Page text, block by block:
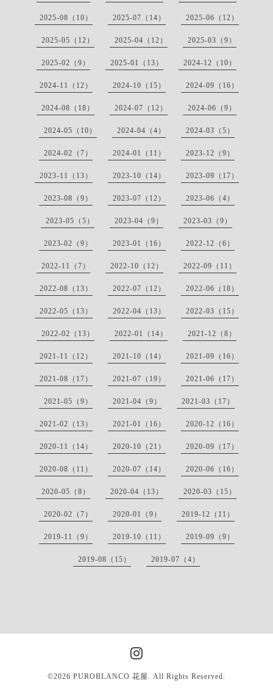
2025-08（10） 2025-07（14） 2025-06（12）
2025-05（12） 2025-04（12） 2025-03（9）
2025-02（9） 2025-01（13） 2024-12（10）
2024-11（12） 2024-10（15） 2024-09（16）
2024-08（18） 2024-07（12） 2024-06（9）
2024-05（10） 2024-04（4） 2024-03（5）
2024-02（7） 2024-01（11） 2023-12（9）
2023-11（13） 2023-10（14） 2023-09（17）
2023-08（9） 2023-07（12） 2023-06（4）
2023-05（5） 2023-04（9） 2023-03（9）
2023-02（9） 2023-01（16） 2022-12（6）
2022-11（7） 2022-10（12） 2022-09（11）
2022-08（13） 2022-07（12） 2022-06（18）
2022-05（13） 2022-04（13） 2022-03（15）
2022-02（13） 2022-01（14） 2021-12（8）
2021-11（12） 2021-10（14） 2021-09（16）
2021-08（17） 2021-07（19） 2021-06（17）
2021-05（9） 2021-04（9） 2021-03（17）
2021-02（13） 2021-01（16） 2020-12（16）
2020-11（14） 2020-10（21） 2020-09（17）
2020-08（11） 2020-07（14） 2020-06（16）
2020-05（8） 2020-04（13） 2020-03（15）
2020-02（7） 2020-01（9） 2019-12（11）
2019-11（9） 2019-10（11） 2019-09（9）
2019-08（15） 2019-07（4）
©2026 PUROBLANCO 花屋 . All Rights Reserved.